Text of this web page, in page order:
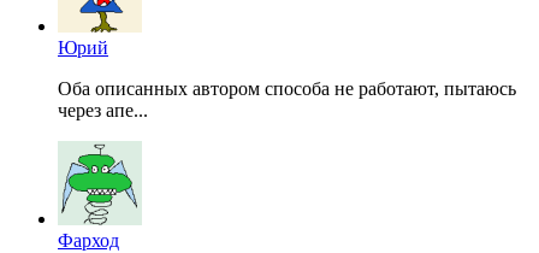
Юрий
Оба описанных автором способа не работают, пытаюсь
через апе...
Фарход